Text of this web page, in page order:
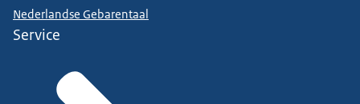
Nederlandse Gebarentaal
Service